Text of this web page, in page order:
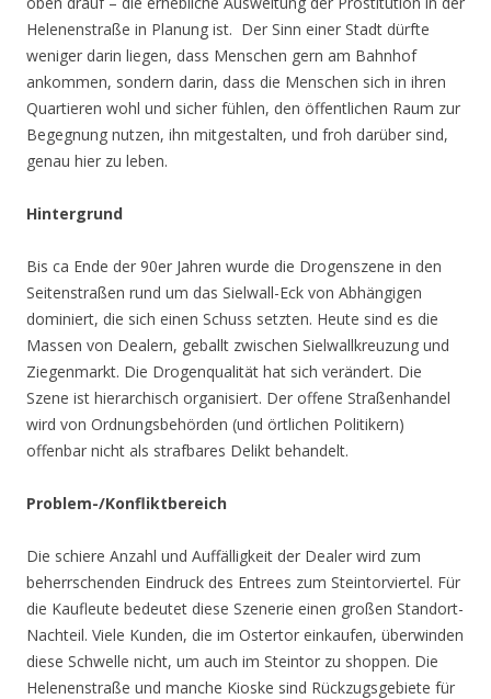
Helenenstraße in Planung ist. Der Sinn einer Stadt dürfte
weniger darin liegen, dass Menschen gern am Bahnhof
ankommen, sondern darin, dass die Menschen sich in ihren
Quartieren wohl und sicher fühlen, den öffentlichen Raum zur
Begegnung nutzen, ihn mitgestalten, und froh darüber sind,
genau hier zu leben.
Hintergrund
Bis ca Ende der 90er Jahren wurde die Drogenszene in den
Seitenstraßen rund um das Sielwall-Eck von Abhängigen
dominiert, die sich einen Schuss setzten. Heute sind es die
Massen von Dealern, geballt zwischen Sielwallkreuzung und
Ziegenmarkt. Die Drogenqualität hat sich verändert. Die
Szene ist hierarchisch organisiert. Der offene Straßenhandel
wird von Ordnungsbehörden (und örtlichen Politikern)
offenbar nicht als strafbares Delikt behandelt.
Problem-/Konfliktbereich
Die schiere Anzahl und Auffälligkeit der Dealer wird zum
beherrschenden Eindruck des Entrees zum Steintorviertel. Für
die Kaufleute bedeutet diese Szenerie einen großen Standort-
Nachteil. Viele Kunden, die im Ostertor einkaufen, überwinden
diese Schwelle nicht, um auch im Steintor zu shoppen. Die
Helenenstraße und manche Kioske sind Rückzugsgebiete für